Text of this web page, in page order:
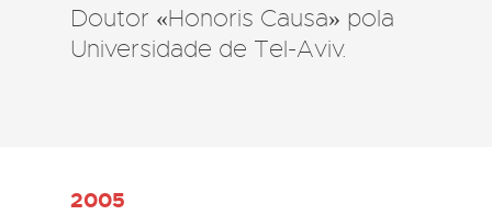
Doutor «Honoris Causa» pola
Universidade de Tel-Aviv.
2005